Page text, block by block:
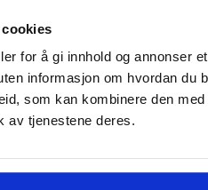
for å gi innhold og annonser
informasjon om hvordan du
som kan kombinere den
av tjenestene deres.